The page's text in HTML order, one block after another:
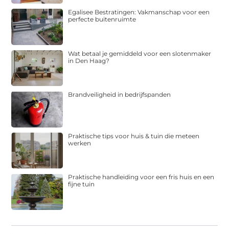
Egalisee Bestratingen: Vakmanschap voor een
perfecte buitenruimte
Wat betaal je gemiddeld voor een slotenmaker
in Den Haag?
Brandveiligheid in bedrijfspanden
Praktische tips voor huis & tuin die meteen
werken
Praktische handleiding voor een fris huis en een
fijne tuin